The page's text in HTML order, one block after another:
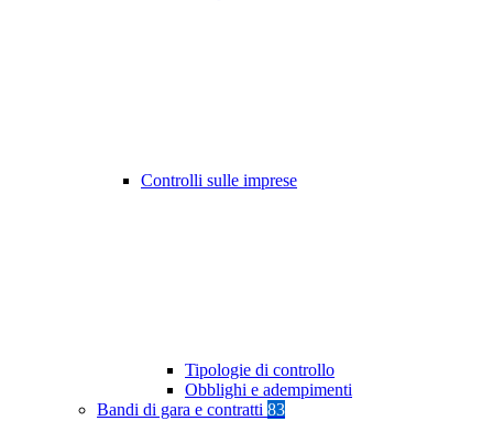
Controlli sulle imprese
Tipologie di controllo
Obblighi e adempimenti
Bandi di gara e contratti 83